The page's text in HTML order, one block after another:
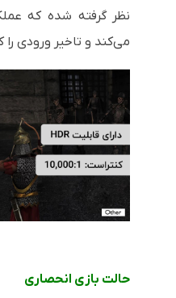
نظر گرفته شده که
می‌کند و تاخیر ورودی
حالت بازی انحصاری